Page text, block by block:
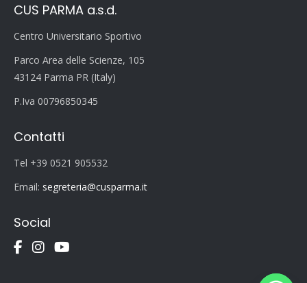
CUS PARMA a.s.d.
Centro Universitario Sportivo
Parco Area delle Scienze, 105
43124 Parma PR (Italy)
P.Iva 00796850345
Contatti
Tel +39 0521 905532
Email: segreteria@cusparma.it
Social